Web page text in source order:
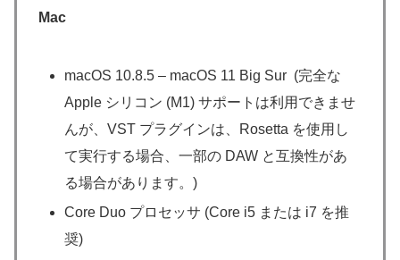
Mac
macOS 10.8.5 – macOS 11 Big Sur (完全な
Apple シリコン (M1) サポートは利用できませ
んが、VST プラグインは、Rosetta を使用し
て実行する場合、一部の DAW と互換性があ
る場合があります。)
Core Duo プロセッサ (Core i5 または i7 を推
奨)